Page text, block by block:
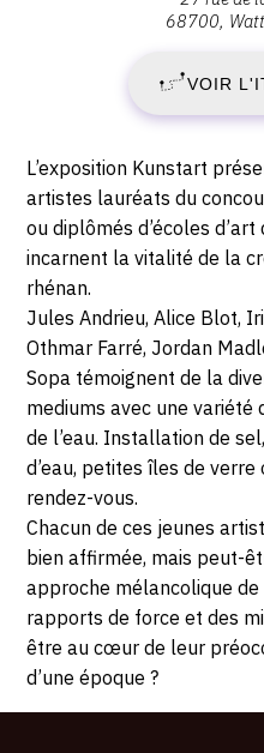
rue
de
1ère
armée,
68700
Wattwiller
68700
VOIR
Description,
horaires...
L’exposition Kunstart
artistes lauréats du
ou diplômés d’écoles
incarnent la vitalité de la
rhénan.
Jules Andrieu, Alice Blot,
Othmar Farré, Jordan
Sopa témoignent de la
mediums avec une variété
de l’eau. Installation de
d’eau, petites îles de
rendez-vous.
Chacun de ces jeunes
bien affirmée, mais peut-
approche mélancolique
rapports de force et des
être au cœur de leur
d’une époque ?